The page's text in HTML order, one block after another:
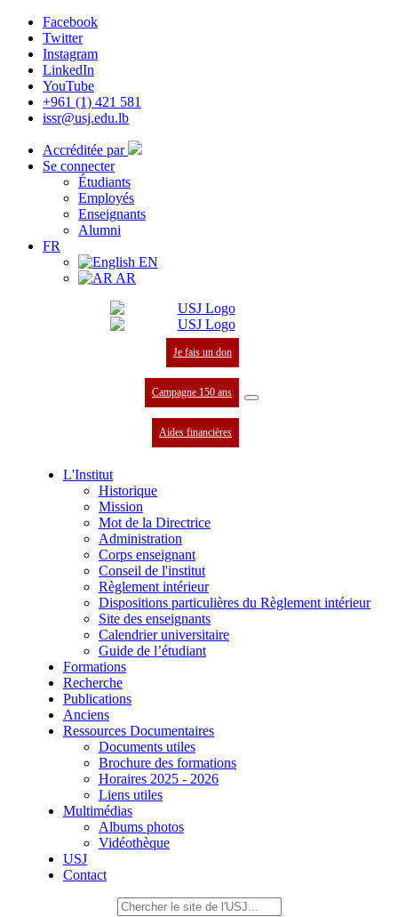
Facebook
Twitter
Instagram
LinkedIn
YouTube
+961 (1) 421 581
issr@usj.edu.lb
Accréditée par
Se connecter
Étudiants
Employés
Enseignants
Alumni
FR
EN
AR
Je fais un don
Campagne 150 ans
Aides financières
L'Institut
Historique
Mission
Mot de la Directrice
Administration
Corps enseignant
Conseil de l'institut
Règlement intérieur
Dispositions particulières du Règlement intérieur
Site des enseignants
Calendrier universitaire
Guide de l’étudiant
Formations
Recherche
Publications
Anciens
Ressources Documentaires
Documents utiles
Brochure des formations
Horaires 2025 - 2026
Liens utiles
Multimédias
Albums photos
Vidéothèque
USJ
Contact